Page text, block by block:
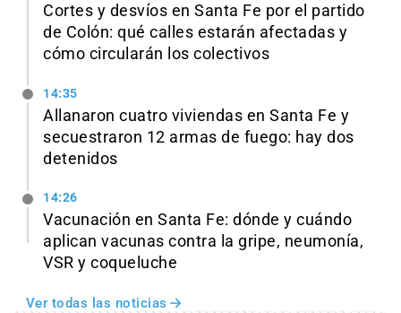
Cortes y desvíos en Santa Fe por el partido
de Colón: qué calles estarán afectadas y
cómo circularán los colectivos
14:35
Allanaron cuatro viviendas en Santa Fe y
secuestraron 12 armas de fuego: hay dos
detenidos
14:26
Vacunación en Santa Fe: dónde y cuándo
aplican vacunas contra la gripe, neumonía,
VSR y coqueluche
Ver todas las noticias